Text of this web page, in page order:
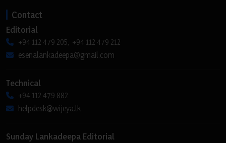
Contact
Editorial
+94 112 479 205, +94 112 479 212
esenalankadeepa@gmail.com
Technical
+94 112 479 882
helpdesk@wijeya.lk
Sunday Lankadeepa Editorial